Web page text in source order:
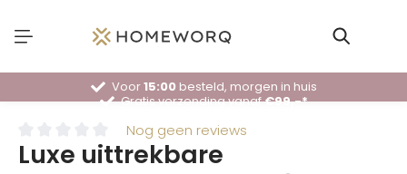
Voor15:00besteld, morgen in huis
Gratis verzending vanaf€99,-*
Nog geen reviews
Luxe uittrekbare